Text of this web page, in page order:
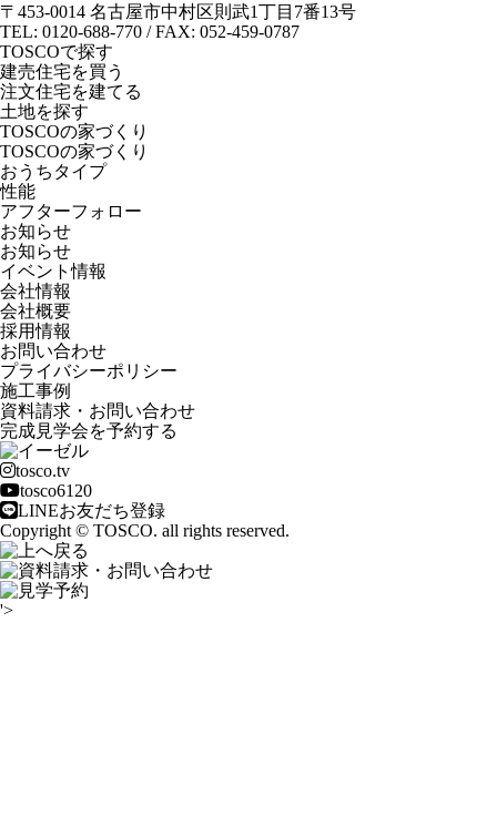
〒453-0014 名古屋市中村区則武1丁目7番13号
TEL: 0120-688-770 / FAX: 052-459-0787
TOSCOで探す
建売住宅を買う
注文住宅を建てる
土地を探す
TOSCOの家づくり
TOSCOの家づくり
おうちタイプ
性能
アフターフォロー
お知らせ
お知らせ
イベント情報
会社情報
会社概要
採用情報
お問い合わせ
プライバシーポリシー
施工事例
資料請求・お問い合わせ
完成見学会を予約する
tosco.tv
tosco6120
LINEお友だち登録
Copyright © TOSCO. all rights reserved.
'>